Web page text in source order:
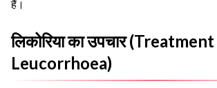
हैं।
लिकोरिया का उपचार
Leucorrhoea)